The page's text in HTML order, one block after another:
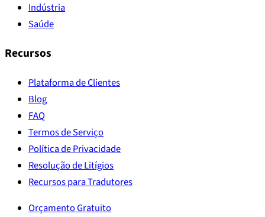
Indústria
Saúde
Recursos
Plataforma de Clientes
Blog
FAQ
Termos de Serviço
Política de Privacidade
Resolução de Litígios
Recursos para Tradutores
Orçamento Gratuito